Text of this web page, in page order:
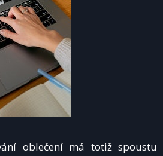
oblečení má totiž spoustu